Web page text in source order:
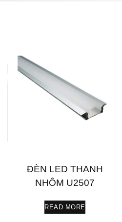
ĐÈN LED THANH
NHÔM U2507
READ MORE